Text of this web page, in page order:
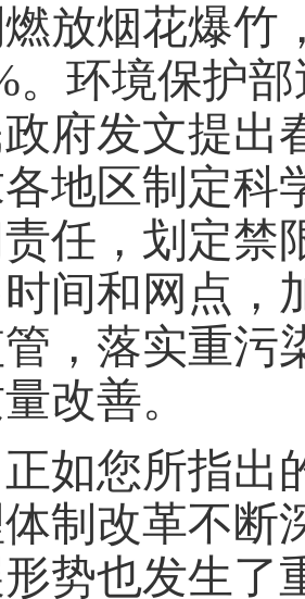
放烟花爆竹
。环境保护
政府发文提出
地区制定科
任，划定禁
间和网点，
，落实重污
改善。
正如您所指出
制改革不断
形势也发生了